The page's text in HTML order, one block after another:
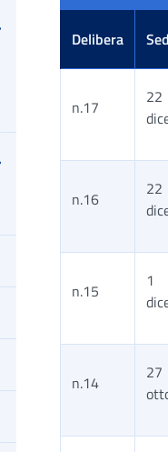
Delibera
n.17
22
n.16
22
n.15
1
n.14
27